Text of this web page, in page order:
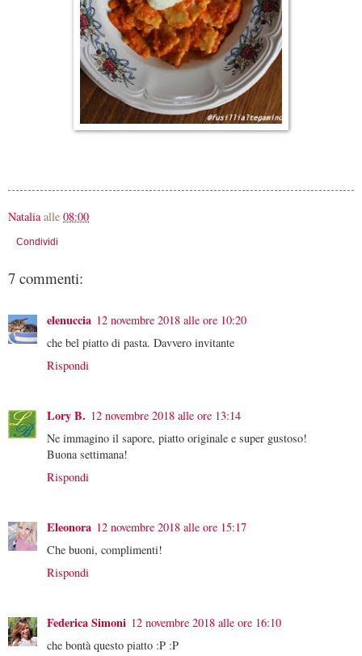
Natalia alle 08:00
Condividi
7 commenti:
elenuccia 12 novembre 2018 alle ore 10:20
che bel piatto di pasta. Davvero invitante
Rispondi
Lory B. 12 novembre 2018 alle ore 13:14
Ne immagino il sapore, piatto originale e super gustoso!
Buona settimana!
Rispondi
Eleonora 12 novembre 2018 alle ore 15:17
Che buoni, complimenti!
Rispondi
Federica Simoni 12 novembre 2018 alle ore 16:10
che bontà questo piatto :P :P